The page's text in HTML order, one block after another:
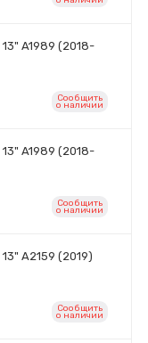
A1989 (2018-
Сообщить
o наличии
A1989 (2018-
Сообщить
o наличии
A2159 (2019)
Сообщить
o наличии